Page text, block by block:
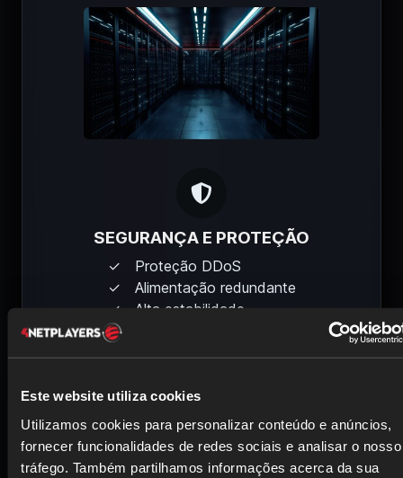
Este website utiliza cookies
Utilizamos cookies para personalizar conteúdo e anúncios,
fornecer funcionalidades de redes sociais e analisar o nosso
tráfego. Também partilhamos informações acerca da sua
SEGURANÇA E PROTEÇÃO
Proteção DDoS
Alimentação redundante
Alta estabilidade